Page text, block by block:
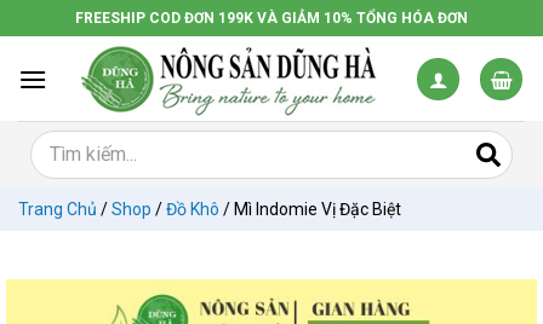
đến
dung
FREESHIP COD ĐƠN 199K VÀ GIẢM 10% TỔNG HÓA ĐƠN
Trang Chủ /Shop /Đồ Khô / Mì Indomie Vị Đặc Biệt